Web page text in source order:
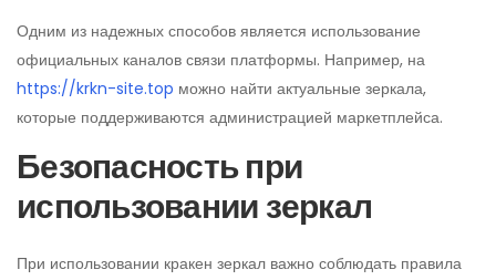
Одним из надежных способов является использование
официальных каналов связи платформы. Например, на
https://krkn-site.top можно найти актуальные зеркала,
которые поддерживаются администрацией маркетплейса.
Безопасность при
использовании зеркал
При использовании кракен зеркал важно соблюдать правила